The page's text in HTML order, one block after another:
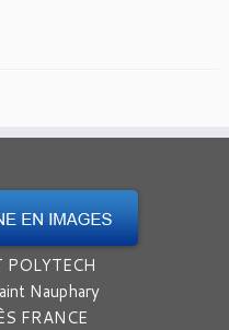
POLYTECH
Nauphary
FRANCE